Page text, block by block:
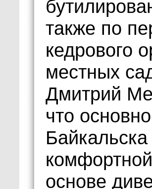
также по
кедрового
местных
Дмитрий
что
основе